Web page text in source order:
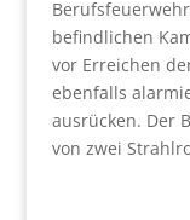
befindlichen
vor Erreichen
ebenfalls
ausrücken. Der
von zwei